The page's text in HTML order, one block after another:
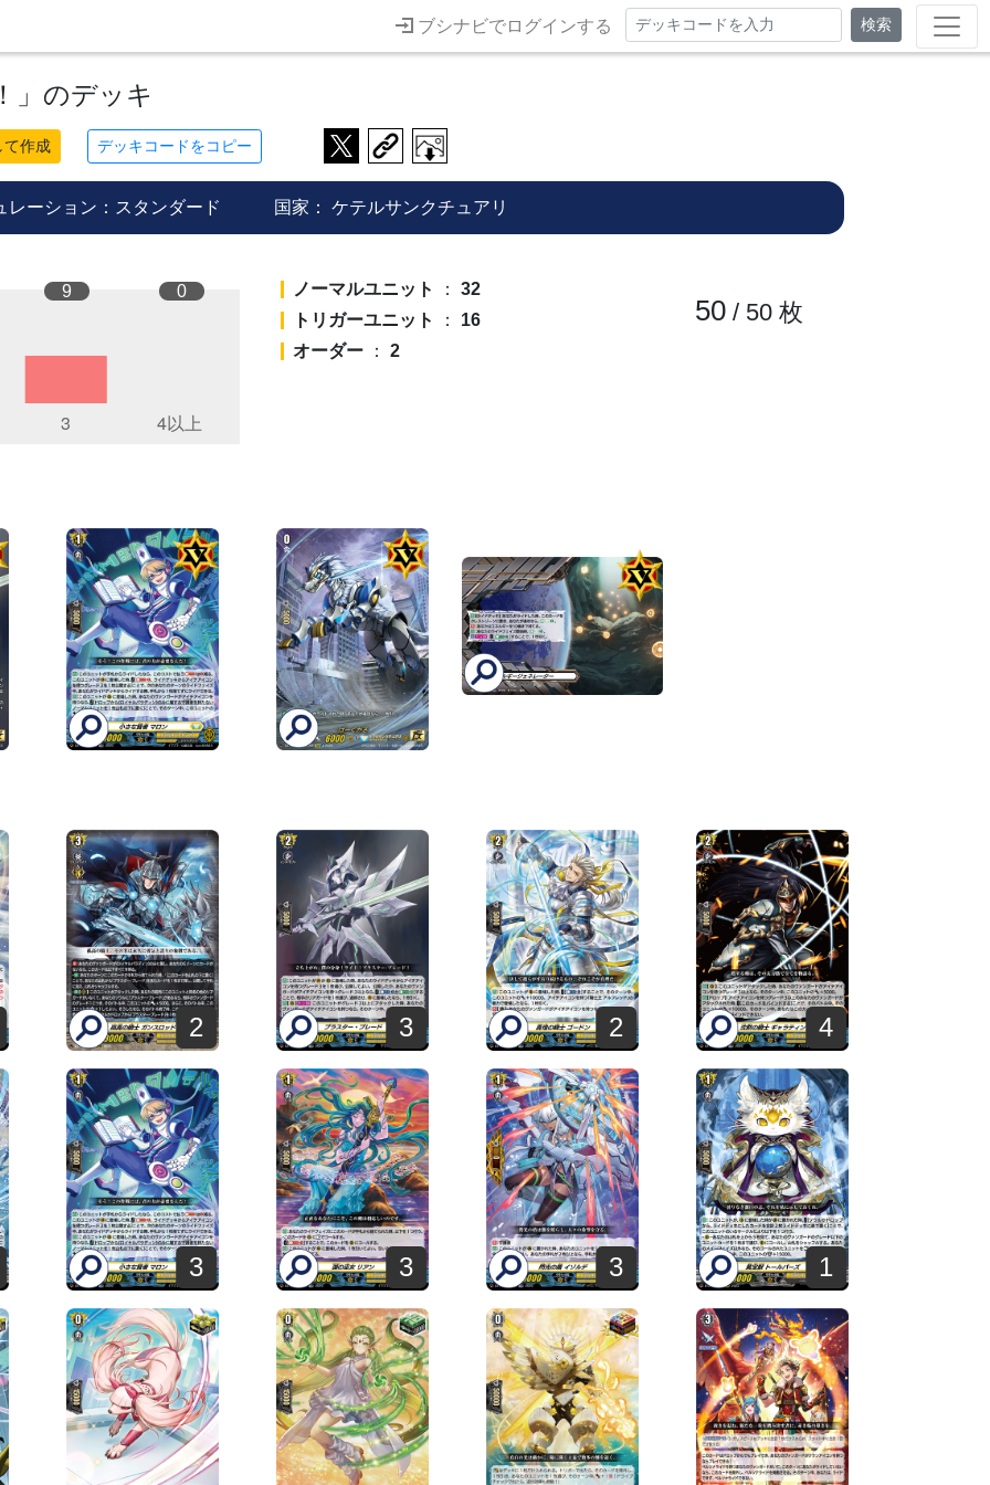
ブシナビでログインする 検索
」のデッキ
て作成 デッキコードをコピー
レーション：スタンダード 国家： ケテルサンクチュアリ
9 0 ノーマルユニット ： 32
トリガーユニット
： 16
オーダー： 2
50/ 50枚
2 3 2 4
3 3 3 1